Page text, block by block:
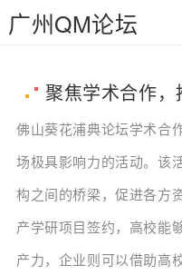
广州QM论坛
聚焦学术合作
佛山葵花浦典论坛学术合
场极具影响力的活动。该
构之间的桥梁，促进各方
产学研项目签约，高校能
产力，企业则可以借助高